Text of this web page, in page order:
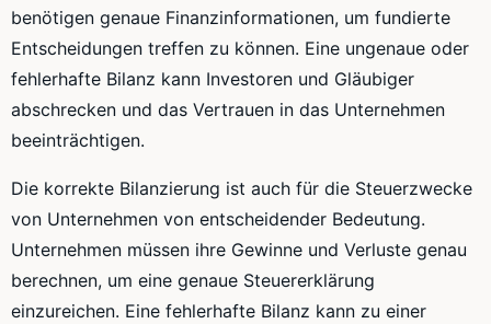
benötigen genaue Finanzinformationen, um fundierte
Entscheidungen treffen zu können. Eine ungenaue oder
fehlerhafte Bilanz kann Investoren und Gläubiger
abschrecken und das Vertrauen in das Unternehmen
beeinträchtigen.
Die korrekte Bilanzierung ist auch für die Steuerzwecke
von Unternehmen von entscheidender Bedeutung.
Unternehmen müssen ihre Gewinne und Verluste genau
berechnen, um eine genaue Steuererklärung
einzureichen. Eine fehlerhafte Bilanz kann zu einer